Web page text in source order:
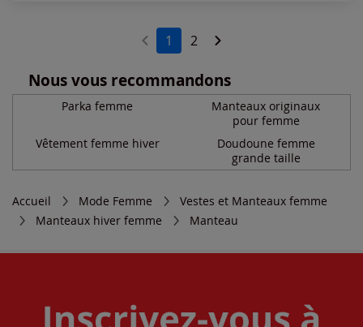
1 2
Nous vous recommandons
Parka femme
Manteaux originaux
pour femme
Vêtement femme hiver
Doudoune femme
grande taille
Accueil Mode Femme
Vestes et Manteaux femme
Manteaux hiver femme
Manteau